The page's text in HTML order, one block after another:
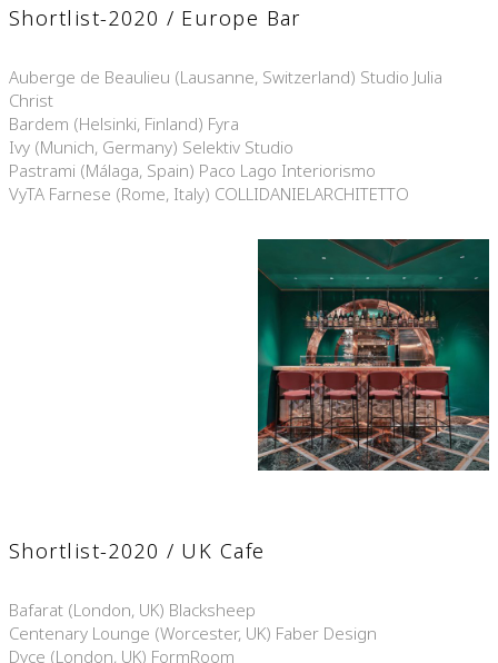
Shortlist-2020 / Europe Bar
Auberge de Beaulieu (Lausanne, Switzerland) Studio Julia
Christ
Bardem (Helsinki, Finland) Fyra
Ivy (Munich, Germany) Selektiv Studio
Pastrami (Málaga, Spain) Paco Lago Interiorismo
VyTA Farnese (Rome, Italy) COLLIDANIELARCHITETTO
Shortlist-2020 / UK Cafe
Bafarat (London, UK) Blacksheep
Centenary Lounge (Worcester, UK) Faber Design
Dyce (London, UK) FormRoom